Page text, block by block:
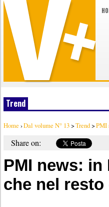
Trend
Home ›Dal volume N° 13>Trend>PMI
Share on:
PMI news:
che nel